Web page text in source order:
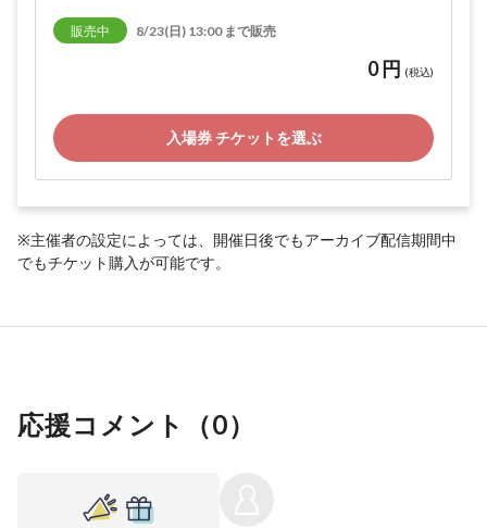
販売中 8/23(日) 13:00 まで販売
0 円 (税込)
入場券 チケットを選ぶ
※主催者の設定によっては、開催日後でもアーカイブ配信期間中
でもチケット購入が可能です。
応援コメント（0）